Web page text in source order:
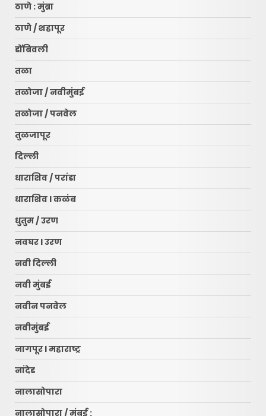
ठाणे : मुंब्रा
ठाणे / शहापूर
डोंबिवली
तळा
तळोजा / नवीमुंबई
तळोजा / पनवेल
तुळजापूर
दिल्ली
धाराशिव / परांडा
धाराशिव l कळंब
धुतुम / उरण
नवघर l उरण
नवी दिल्ली
नवी मुंबई
नवीन पनवेल
नवीमुंबई
नागपूर l महाराष्ट्र
नांदेड
नालासोपारा
नालासोपारा / मुंबई :